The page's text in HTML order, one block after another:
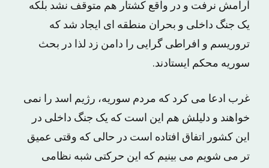
آرامش نرفت و در واقع کشتار هم متوقف نشد بلکه
یک جنگ داخلی و بحران منطقه ای ایجاد شد که
تروریسم و افراطی گرایی را دامن زد لذا در بحث
سوریه محکم ایستادند.
غرب ادعا می کرد که مردم سوریه، رژیم اسد را نمی
خواهند و دلیلش هم این است که یک جنگ داخلی در
این کشور اتفاق افتاده است در حالی که وقتی عمیق
تر می شویم می بینیم که این حرکتی شبه نظامی